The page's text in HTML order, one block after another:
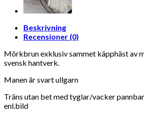
Beskrivning
Recensioner (0)
Mörkbrun exklusiv sammet käpphäst av
svensk hantverk.
Manen är svart ullgarn
Träns utan bet med tyglar/vacker
enl.bild